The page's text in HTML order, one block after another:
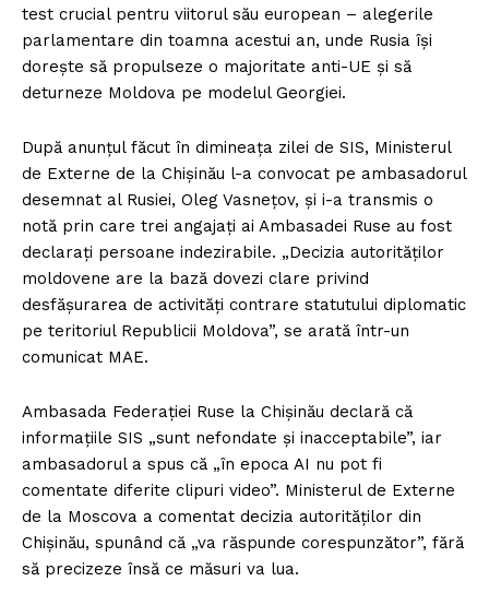
test crucial pentru viitorul său european – alegerile
parlamentare din toamna acestui an, unde Rusia își
dorește să propulseze o majoritate anti-UE și să
deturneze Moldova pe modelul Georgiei.
După anunțul făcut în dimineața zilei de SIS, Ministerul
de Externe de la Chișinău l-a convocat pe ambasadorul
desemnat al Rusiei, Oleg Vasnețov, și i-a transmis o
notă prin care trei angajați ai Ambasadei Ruse au fost
declarați persoane indezirabile. „Decizia autorităților
moldovene are la bază dovezi clare privind
desfășurarea de activități contrare statutului diplomatic
pe teritoriul Republicii Moldova”, se arată într-un
comunicat MAE.
Ambasada Federației Ruse la Chișinău declară că
informațiile SIS „sunt nefondate și inacceptabile”, iar
ambasadorul a spus că „în epoca AI nu pot fi
comentate diferite clipuri video”. Ministerul de Externe
de la Moscova a comentat decizia autorităților din
Chișinău, spunând că „va răspunde corespunzător”, fără
să precizeze însă ce măsuri va lua.